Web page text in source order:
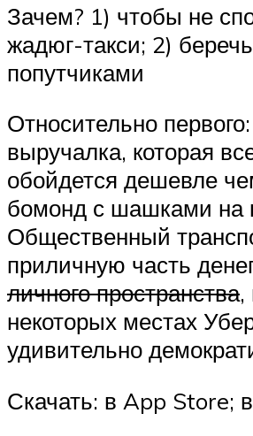
Зачем? 1) чтобы не
жадюг-такси; 2)
попутчиками
Относительно
выручалка, которая
обойдется дешевле
бомонд с шашками на
Общественный
приличную часть
личного пространства,
некоторых местах
удивительно
Скачать: в App Store;